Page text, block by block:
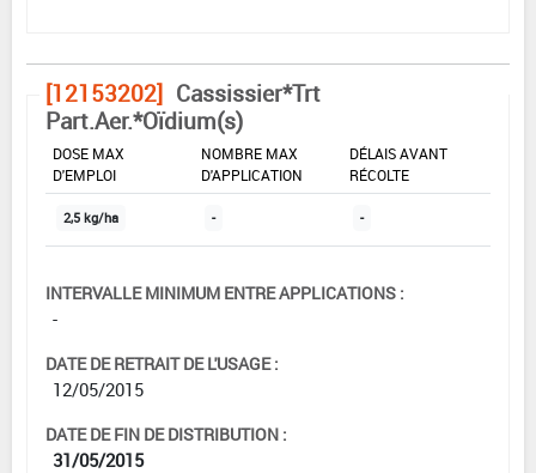
[12153202] Cassissier*Trt
Part.Aer.*Oïdium(s)
DOSE MAX
D'EMPLOI
NOMBRE MAX
D'APPLICATION
DÉLAIS AVANT
RÉCOLTE
2,5 kg/ha - -
INTERVALLE MINIMUM ENTRE APPLICATIONS :
-
DATE DE RETRAIT DE L'USAGE :
12/05/2015
DATE DE FIN DE DISTRIBUTION :
31/05/2015